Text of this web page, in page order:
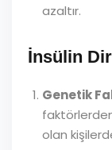
azaltır.
İnsülin
Genetik
olan